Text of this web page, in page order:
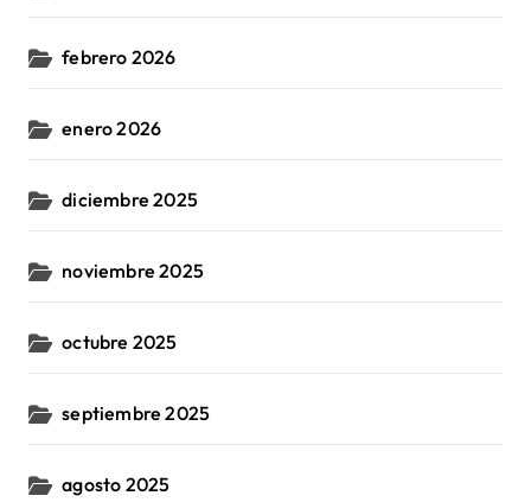
febrero 2026
enero 2026
diciembre 2025
noviembre 2025
octubre 2025
septiembre 2025
agosto 2025